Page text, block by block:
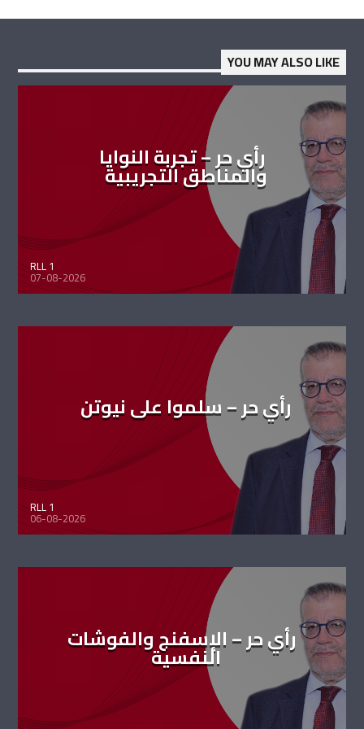
YOU MAY ALSO LIKE
رأي حر – تجربة النوايا
والمناطق التجريبية
RLL 1
07-08-2026
رأي حر – سلموا على نيوتن
RLL 1
06-08-2026
رأي حر – الإسفنج والفوشات
النفسية